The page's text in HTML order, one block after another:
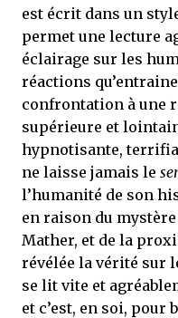
est écrit dans un
permet une lecture
éclairage sur les
réactions
confrontation à une
supérieure et
hypnotisante,
ne laisse jamais le
l’humanité de son
en raison du
Mather, et de la
révélée la vérité sur
se lit vite et
et c’est, en soi, pour